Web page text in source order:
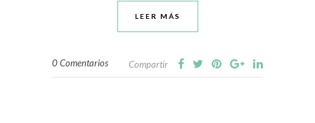
LEER MÁS
0 Comentarios Compartir